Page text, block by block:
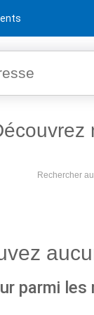
Rechercher
parmi